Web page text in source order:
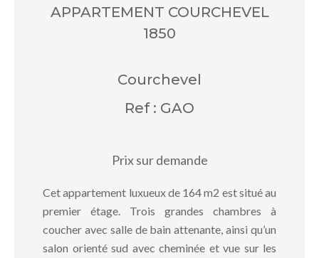
APPARTEMENT COURCHEVEL
1850
Courchevel
Ref : GAO
Prix sur demande
Cet appartement luxueux de 164 m2 est situé au
premier étage. Trois grandes chambres à
coucher avec salle de bain attenante, ainsi qu’un
salon orienté sud avec cheminée et vue sur les